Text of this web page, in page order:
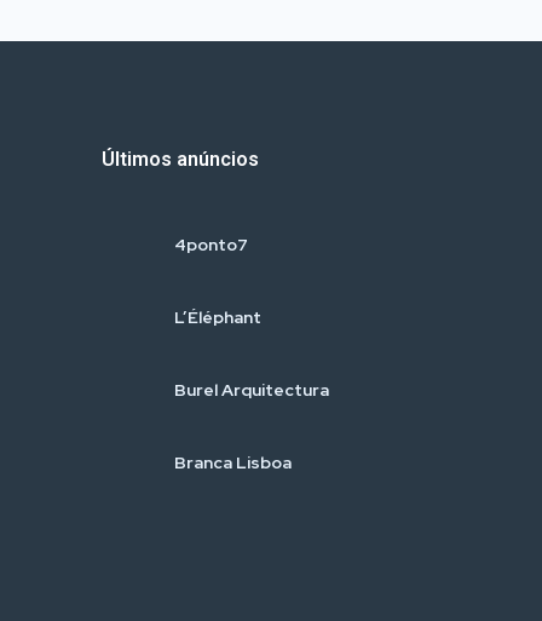
Últimos anúncios
4ponto7
L’Éléphant
Burel Arquitectura
Branca Lisboa